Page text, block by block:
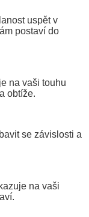
uspět v
postaví do
na vaši touhu
obtíže.
se závislosti a
na vaši